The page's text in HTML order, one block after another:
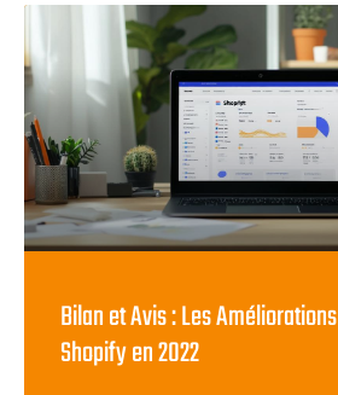
Bilan et Avis : Les
Shopify en 2022